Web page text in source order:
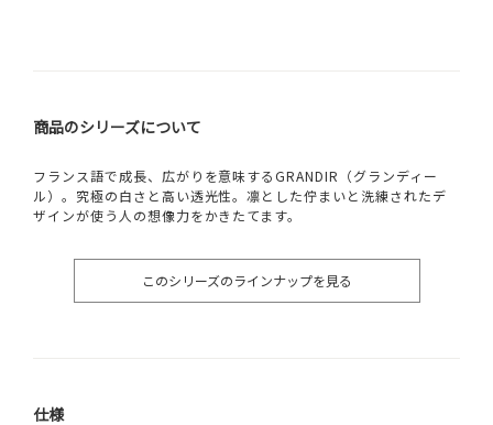
商品のシリーズについて
フランス語で成長、広がりを意味するGRANDIR（グランディー
ル）。究極の白さと高い透光性。凛とした佇まいと洗練されたデ
ザインが使う人の想像力をかきたてます。
このシリーズのラインナップを見る
仕様